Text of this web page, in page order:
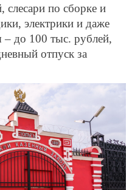
слесари по сборке и
электрики и даже
– до 100 тыс. рублей,
отпуск за